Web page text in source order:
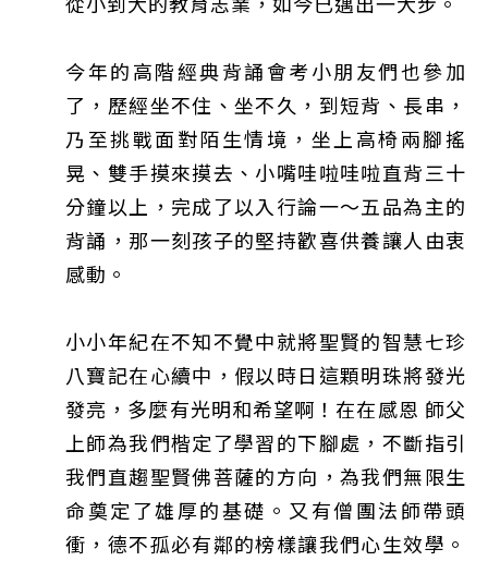
今年的高階經典背誦會考小朋友們也參加
了，歷經坐不住、坐不久，到短背、長串，
乃至挑戰面對陌生情境，坐上高椅兩腳搖
晃、雙手摸來摸去、小嘴哇啦哇啦直背三十
分鐘以上，完成了以入行論一～五品為主的
背誦，那一刻孩子的堅持歡喜供養讓人由衷
感動。
小小年紀在不知不覺中就將聖賢的智慧七珍
八寶記在心續中，假以時日這顆明珠將發光
發亮，多麼有光明和希望啊！在在感恩 師父
上師為我們楷定了學習的下腳處，不斷指引
我們直趨聖賢佛菩薩的方向，為我們無限生
命奠定了雄厚的基礎。又有僧團法師帶頭
衝，德不孤必有鄰的榜樣讓我們心生效學。